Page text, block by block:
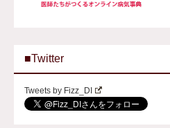
■Twitter
Tweets by Fizz_DI